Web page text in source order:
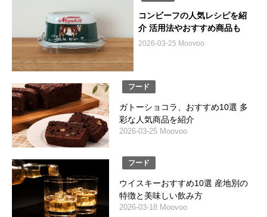
コンビーフの人気レシピを紹
介 活用法やおすすめ商品も
2026-03-25 Moovoo
フード
ガトーショコラ、おすすめ10選 多
彩な人気商品を紹介
2026-03-25 Moovoo
フード
ウイスキーおすすめ10選 産地別の
特徴と美味しい飲み方
2026-03-18 Moovoo